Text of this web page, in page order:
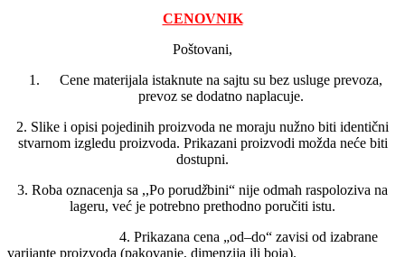
CENOVNIK
Poštovani,
Cene materijala istaknute na sajtu su bez usluge prevoza,
prevoz se dodatno naplacuje.
2. Slike i opisi pojedinih proizvoda ne moraju nužno biti identični
stvarnom izgledu proizvoda. Prikazani proizvodi možda neće biti
dostupni.
3. Roba oznacenja sa ,,Po porudžbini“ nije odmah raspoloziva na
lageru, već je potrebno prethodno poručiti istu.
4. Prikazana cena „od–do“ zavisi od izabrane
varijante proizvoda (pakovanje, dimenzija ili boja).